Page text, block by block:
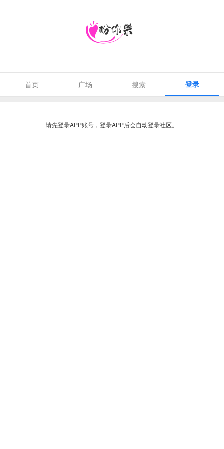
首页 广场 搜索 登录
请先登录APP账号，登录APP后会自动登录社区。